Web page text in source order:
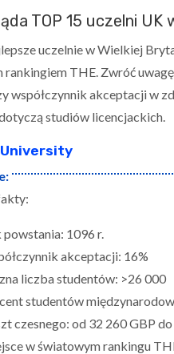
TOP 15 uczelni UK
uczelnie w Wielkiej
rankingiem THE. Zwróć
współczynnik akceptacji w
studiów licencjackich.
powstania: 1096 r.
akceptacji: 16%
liczba studentów: >26 000
studentów
czesnego: od 32 260 GBP
w światowym rankingu